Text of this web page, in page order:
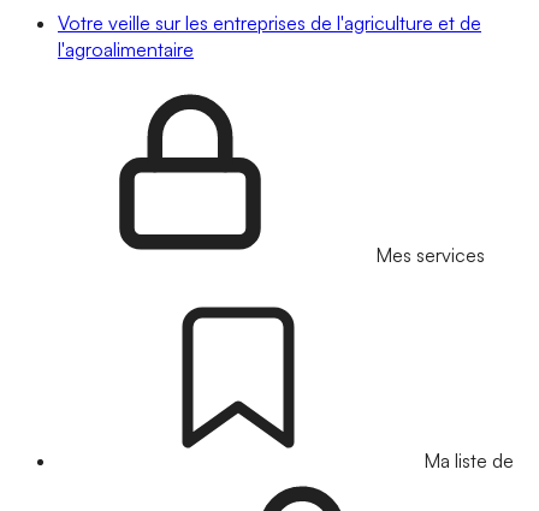
Votre veille sur les entreprises de l'agriculture et de
l'agroalimentaire
Mes services
Ma liste de